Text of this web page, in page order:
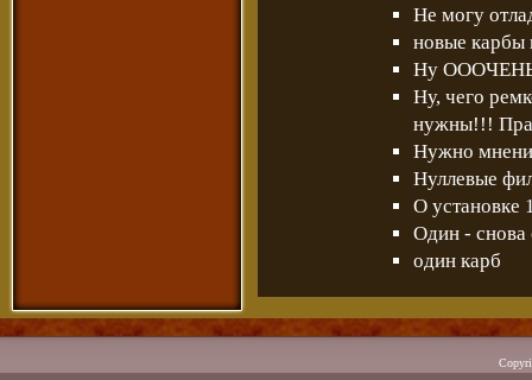
Не могу
новые карбы
Ну ОООЧЕНЬ
Ну, чего
нужны!!!
Нужно
Нуллевые
О установке
Один - снова
один карб